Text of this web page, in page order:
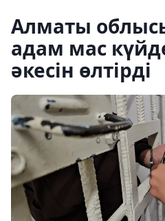
Алматы
адам мас
әкесін өлтірді